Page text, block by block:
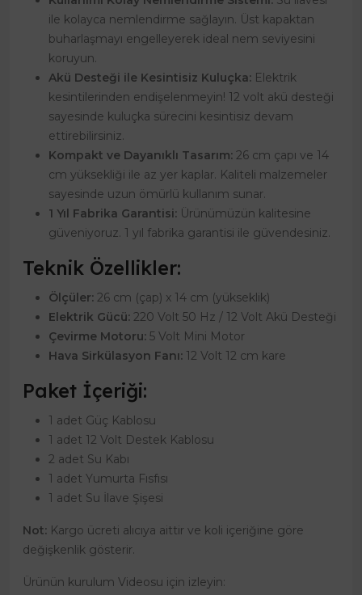
ile kolayca nemlendirme sağlayın. Üst kapaktan
buharlaşmayı engelleyerek ideal nem seviyesini
koruyun.
Akü Desteği ile Kesintisiz Kuluçka: Elektrik
kesintilerinden endişelenmeyin! 12 volt akü desteği
sayesinde kuluçka sürecini kesintisiz devam
ettirebilirsiniz.
Kompakt ve Dayanıklı Tasarım: 26 cm çapı ve 14
cm yüksekliği ile az yer kaplar. Kaliteli malzemeler
sayesinde uzun ömürlü kullanım sunar.
1 Yıl Fabrika Garantisi: Ürünümüzün kalitesine
güveniyoruz. 1 yıl fabrika garantisi ile güvendesiniz.
Teknik Özellikler:
Ölçüler: 26 cm (çap) x 14 cm (yükseklik)
Elektrik Gücü: 220 Volt 50 Hz / 12 Volt Akü Desteği
Çevirme Motoru: 5 Volt Mini Motor
Hava Sirkülasyon Fanı: 12 Volt 12 cm kare
Paket İçeriği:
1 adet Güç Kablosu
1 adet 12 Volt Destek Kablosu
2 adet Su Kabı
1 adet Yumurta Fısfısı
1 adet Su İlave Şişesi
Not: Kargo ücreti alıcıya aittir ve koli içeriğine göre
değişkenlik gösterir.
Ürünün kurulum Videosu için izleyin: